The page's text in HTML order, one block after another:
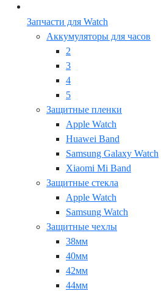
Запчасти для Watch
Аккумуляторы для часов
2
3
4
5
Защитные пленки
Apple Watch
Huawei Band
Samsung Galaxy Watch
Xiaomi Mi Band
Защитные стекла
Apple Watch
Samsung Watch
Защитные чехлы
38мм
40мм
42мм
44мм